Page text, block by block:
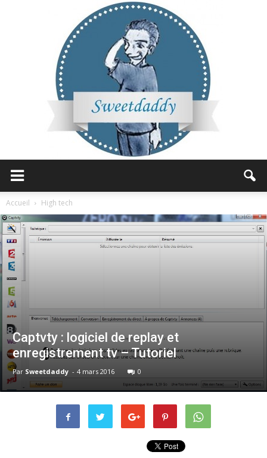
Accueil High tech
Captvty : logiciel de replay et
enregistrement tv – Tutoriel
Par Sweetdaddy - 4 mars 2016 0